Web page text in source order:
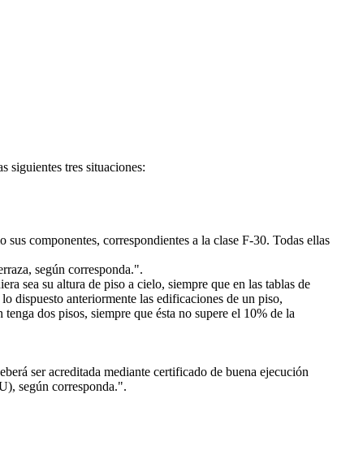
siguientes tres situaciones:
componentes, correspondientes a la clase F-30. Todas ellas
según corresponda.".
sea su altura de piso a cielo, siempre que en las tablas de
dispuesto anteriormente las edificaciones de un piso,
dos pisos, siempre que ésta no supere el 10% de la
ser acreditada mediante certificado de buena ejecución
según corresponda.".